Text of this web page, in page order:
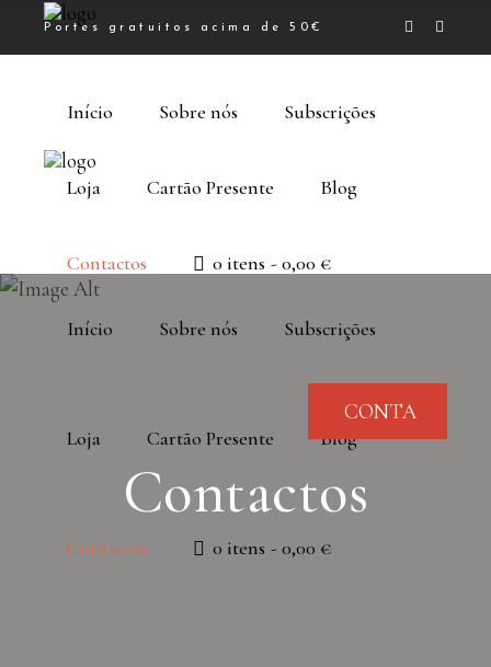
Portes gratuitos acima de 50€
Início Sobre nós Subscrições
Loja Cartão Presente Blog
Contactos 0 itens 0,00 €
CONTA
Início Sobre nós Subscrições
Loja Cartão Presente Blog
Contactos 0 itens 0,00 €
Contactos